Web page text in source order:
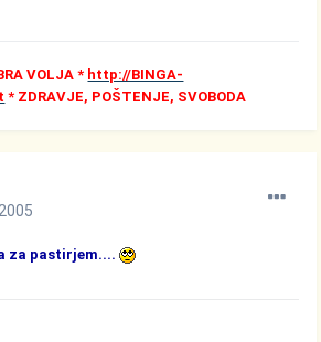
VOLJA * http://BINGA-
* ZDRAVJE, POŠTENJE, SVOBODA
za pastirjem....